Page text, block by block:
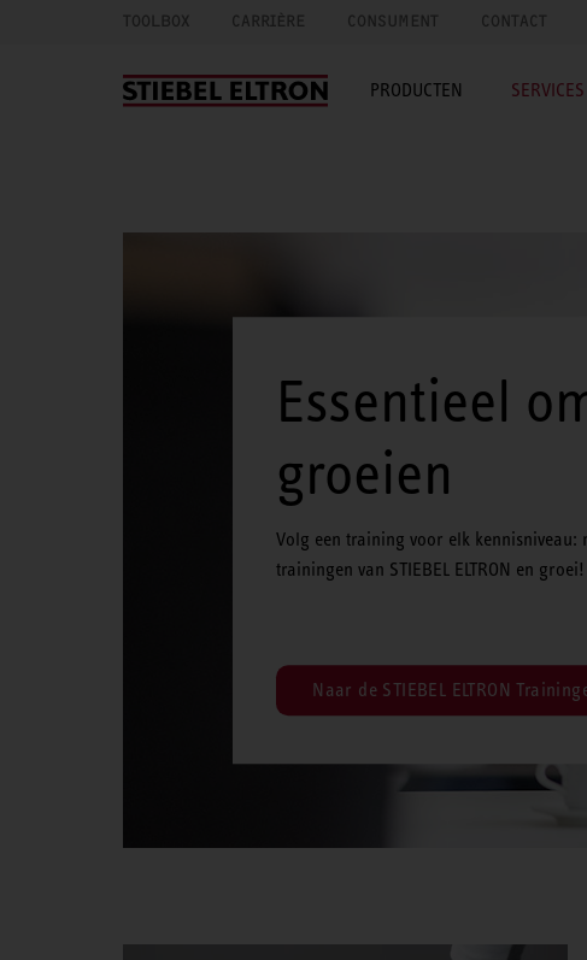
TOOLBOX CARRIÈRE CONSUMENT CONTACT
PRODUCTEN SERVICES
Essentieel
groeien
Volg een training voor elk kennisniveau:
trainingen van STIEBEL ELTRON en groei!
Naar de STIEBEL ELTRON